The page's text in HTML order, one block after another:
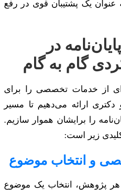
عنوان یک پشتیبان قوی در رفع
در
گام به گام
از خدمات تخصصی را برای
ارائه می‌دهیم تا مسیر
را برایشان هموار سازیم.
زیر است:
هر پژوهش، انتخاب یک موضوع